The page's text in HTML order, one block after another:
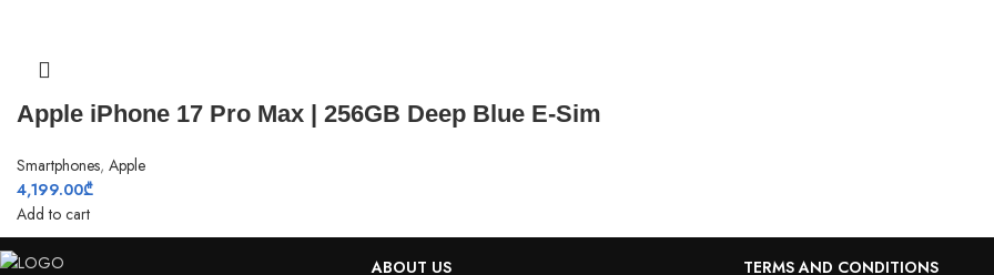
Apple iPhone 17 Pro Max | 256GB Deep Blue E-Sim
Smartphones, Apple
4,199.00₾
Add to cart
ABOUT US TERMS AND CONDITIONS